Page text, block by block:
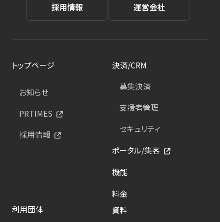
採用情報 運営会社
トップページ
お知らせ
PRTIMES
採用情報
決済/CRM
募集決済
支援者管理
セキュリティ
ポータル/集客
機能
料金
利用団体
資料